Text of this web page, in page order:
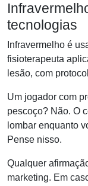
tecnologias
Infravermelho é
fisioterapeuta
lesão, com
Um jogador com
pescoço? Não. O
lombar enquanto
Pense nisso.
Qualquer
marketing. Em